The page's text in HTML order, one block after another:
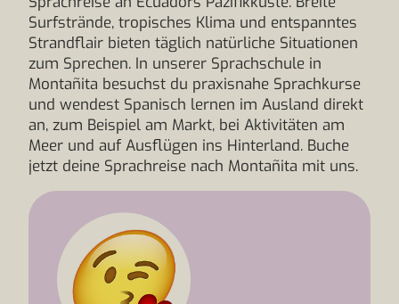
Surfstrände, tropisches Klima und entspanntes
Strandflair bieten täglich natürliche Situationen
zum Sprechen. In unserer Sprachschule in
Montañita besuchst du praxisnahe Sprachkurse
und wendest Spanisch lernen im Ausland direkt
an, zum Beispiel am Markt, bei Aktivitäten am
Meer und auf Ausflügen ins Hinterland. Buche
jetzt deine Sprachreise nach Montañita mit uns.